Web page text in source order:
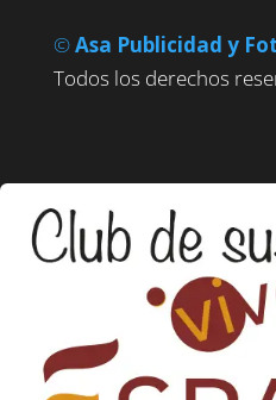
©Asa Publicidad y
Todos los derechos